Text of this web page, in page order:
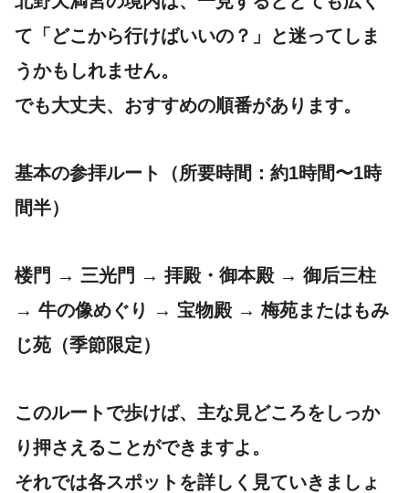
て「どこから行けばいいの？」と迷ってしま
うかもしれません。
でも大丈夫、おすすめの順番があります。
基本の参拝ルート（所要時間：約1時間〜1時
間半）
楼門 → 三光門 → 拝殿・御本殿 → 御后三柱
→ 牛の像めぐり → 宝物殿 → 梅苑またはもみ
じ苑（季節限定）
このルートで歩けば、主な見どころをしっか
り押さえることができますよ。
それでは各スポットを詳しく見ていきましょ